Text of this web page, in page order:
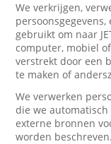
We verkrijgen,
gebruikt om naar
computer, mobiel
verstrekt door een
te maken of
We verwerken
die we
externe bronnen
worden beschreven.